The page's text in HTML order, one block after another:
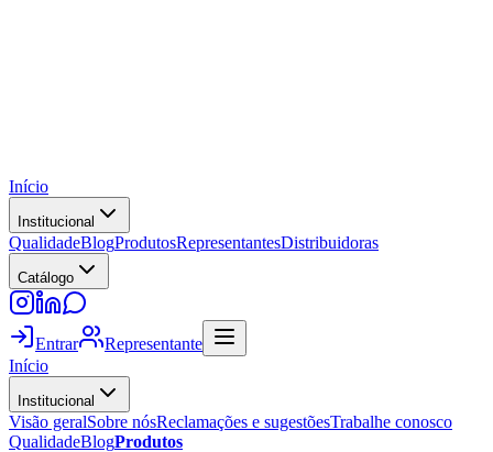
Início
Institucional
QualidadeBlogProdutosRepresentantesDistribuidoras
Catálogo
Entrar
Representante
Início
Institucional
Visão geralSobre nósReclamações e sugestõesTrabalhe conosco
QualidadeBlogProdutos